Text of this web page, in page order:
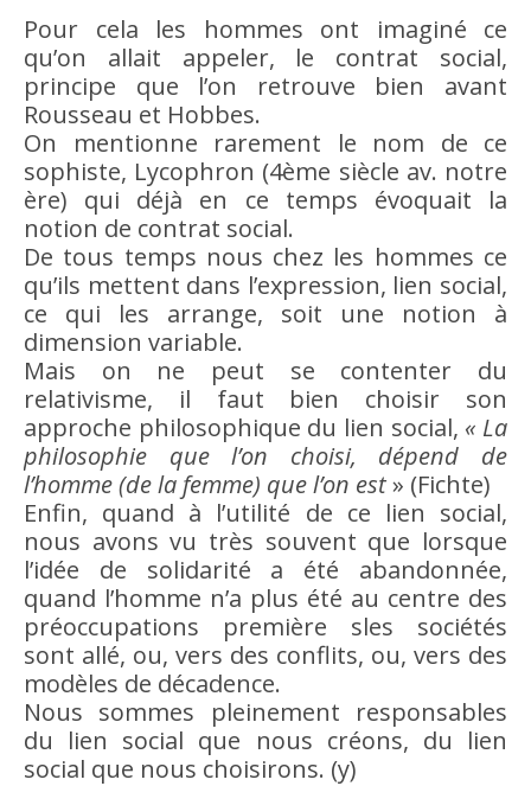
Pour cela les hommes ont imaginé ce
qu’on allait appeler, le contrat social,
principe que l’on retrouve bien avant
Rousseau et Hobbes.
On mentionne rarement le nom de ce
sophiste, Lycophron (4ème siècle av. notre
ère) qui déjà en ce temps évoquait la
notion de contrat social.
De tous temps nous chez les hommes ce
qu’ils mettent dans l’expression, lien social,
ce qui les arrange, soit une notion à
dimension variable.
Mais on ne peut se contenter du
relativisme, il faut bien choisir son
approche philosophique du lien social, « La
philosophie que l’on choisi, dépend de
l’homme (de la femme) que l’on est» (Fichte)
Enfin, quand à l’utilité de ce lien social,
nous avons vu très souvent que lorsque
l’idée de solidarité a été abandonnée,
quand l’homme n’a plus été au centre des
préoccupations première sles sociétés
sont allé, ou, vers des conflits, ou, vers des
modèles de décadence.
Nous sommes pleinement responsables
du lien social que nous créons, du lien
social que nous choisirons. (y)